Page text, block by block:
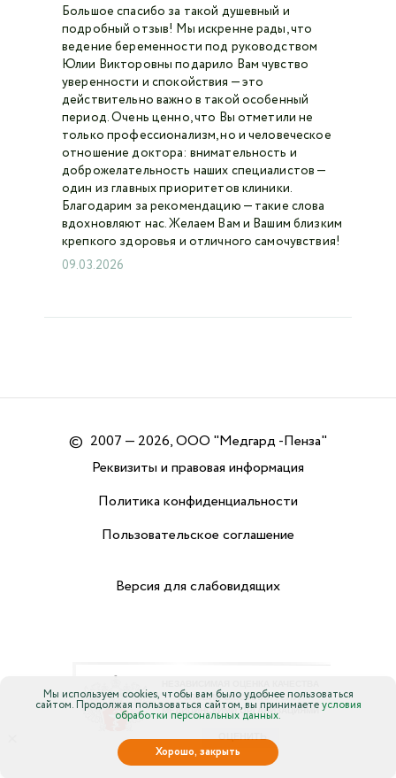
Большое спасибо за такой душевный и
подробный отзыв! Мы искренне рады, что
ведение беременности под руководством
Юлии Викторовны подарило Вам чувство
уверенности и спокойствия — это
действительно важно в такой особенный
период. Очень ценно, что Вы отметили не
только профессионализм, но и человеческое
отношение доктора: внимательность и
доброжелательность наших специалистов —
один из главных приоритетов клиники.
Благодарим за рекомендацию — такие слова
вдохновляют нас. Желаем Вам и Вашим близким
крепкого здоровья и отличного самочувствия!
09.03.2026
© 2007 — 2026, ООО "Медгард -Пенза"
Реквизиты и правовая информация
Политика конфиденциальности
Пользовательское соглашение
Версия для слабовидящих
Мы используем cookies, чтобы вам было удобнее пользоваться
сайтом. Продолжая пользоваться сайтом, вы принимаетеусловия
обработки персональных данных.
Хорошо, закрыть